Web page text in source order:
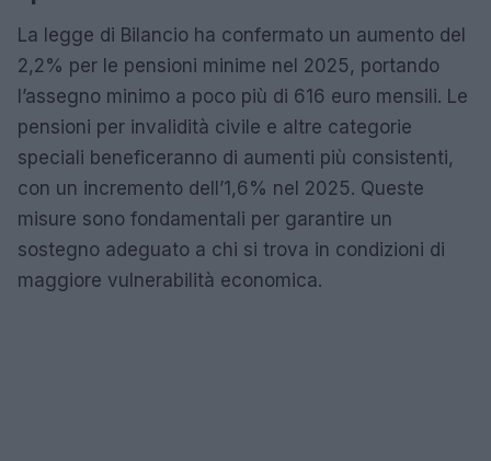
La legge di Bilancio ha confermato un aumento del
2,2% per le pensioni minime nel 2025, portando
l’assegno minimo a poco più di 616 euro mensili. Le
pensioni per invalidità civile e altre categorie
speciali beneficeranno di aumenti più consistenti,
con un incremento dell’1,6% nel 2025. Queste
misure sono fondamentali per garantire un
sostegno adeguato a chi si trova in condizioni di
maggiore vulnerabilità economica.